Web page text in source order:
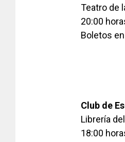
Teatro de
20:00
Boletos
Club de
Librería
18:00